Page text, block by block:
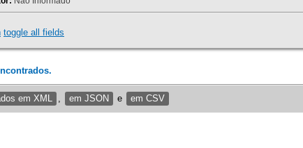
toggle all fields
em XML em JSON e em CSV